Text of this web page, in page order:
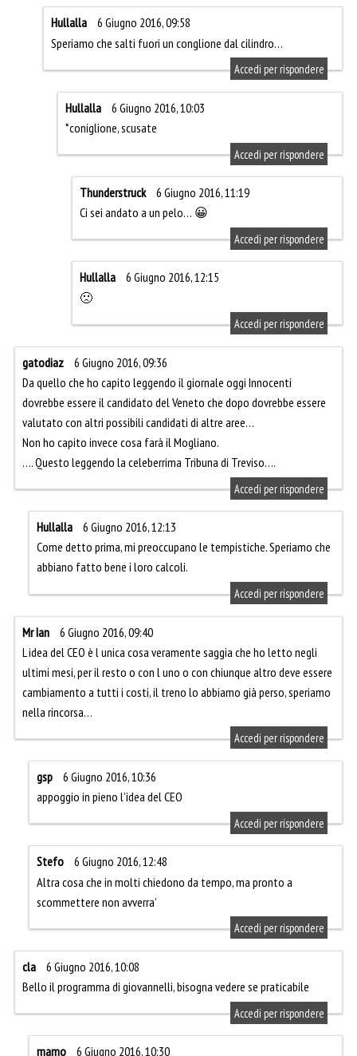
Hullalla
6 Giugno 2016, 09:58
Speriamo che salti fuori un conglione dal cilindro…
Accedi per rispondere
Hullalla
6 Giugno 2016, 10:03
*coniglione, scusate
Accedi per rispondere
Thunderstruck
6 Giugno 2016, 11:19
Ci sei andato a un pelo… 😀
Accedi per rispondere
Hullalla
6 Giugno 2016, 12:15
🙁
Accedi per rispondere
gatodiaz
6 Giugno 2016, 09:36
Da quello che ho capito leggendo il giornale oggi Innocenti
dovrebbe essere il candidato del Veneto che dopo dovrebbe essere
valutato con altri possibili candidati di altre aree…
Non ho capito invece cosa farà il Mogliano.
…. Questo leggendo la celeberrima Tribuna di Treviso….
Accedi per rispondere
Hullalla
6 Giugno 2016, 12:13
Come detto prima, mi preoccupano le tempistiche. Speriamo che
abbiano fatto bene i loro calcoli.
Accedi per rispondere
Mr Ian
6 Giugno 2016, 09:40
L idea del CEO è l unica cosa veramente saggia che ho letto negli
ultimi mesi, per il resto o con l uno o con chiunque altro deve essere
cambiamento a tutti i costi, il treno lo abbiamo già perso, speriamo
nella rincorsa…
Accedi per rispondere
gsp
6 Giugno 2016, 10:36
appoggio in pieno l’idea del CEO
Accedi per rispondere
Stefo
6 Giugno 2016, 12:48
Altra cosa che in molti chiedono da tempo, ma pronto a
scommettere non avverra’
Accedi per rispondere
cla
6 Giugno 2016, 10:08
Bello il programma di giovannelli, bisogna vedere se praticabile
Accedi per rispondere
mamo
6 Giugno 2016, 10:30